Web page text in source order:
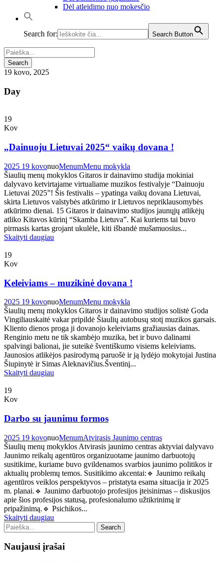
Dėl atleidimo nuo mokesčio
Search for: Search Button
19 kovo, 2025
Day
19
Kov
„Dainuoju Lietuvai 2025“ vaikų dovana !
2025 19 kovonuoMenumMenu mokykla
Šiaulių menų mokyklos Gitaros ir dainavimo studija mokiniai
dalyvavo ketvirtajame virtualiame muzikos festivalyje “Dainuoju
Lietuvai 2025”! Šis festivalis – ypatinga vaikų dovana Lietuvai,
skirta Lietuvos valstybės atkūrimo ir Lietuvos nepriklausomybės
atkūrimo dienai. 15 Gitaros ir dainavimo studijos jaunųjų atlikėjų
atliko Kitavos kūrinį “Skamba Lietuva”. Kai kuriems tai buvo
pirmasis kartas grojant ukulėle, kiti išbandė mušamuosius...
Skaityti daugiau
19
Kov
Keleiviams – muzikinė dovana !
2025 19 kovonuoMenumMenu mokykla
Šiaulių menų mokyklos Gitaros ir dainavimo studijos solistė Goda
Vingiliauskaitė vakar pripildė Šiaulių autobusų stotį muzikos garsais.
Kliento dienos proga ji dovanojo keleiviams gražiausias dainas.
Renginio metu ne tik skambėjo muzika, bet ir buvo dalinami
spalvingi balionai, jie suteikė šventiškumo visiems keleiviams.
Jaunosios atlikėjos pasirodymą paruošė ir ją lydėjo mokytojai Justina
Šiupinytė ir Simas Aleknavičius.Šventinį...
Skaityti daugiau
19
Kov
Darbo su jaunimu formos
2025 19 kovonuoMenumAtvirasis Jaunimo centras
Šiaulių menų mokyklos Atvirasis jaunimo centras aktyviai dalyvavo
Jaunimo reikalų agentūros organizuotame jaunimo darbuotojų
susitikime, kuriame buvo gvildenamos svarbios jaunimo politikos ir
aktualių problemų temos. Susitikimo akcentai:🔹 Jaunimo reikalų
agentūros veiklos perspektyvos – pristatyta esama situacija ir 2025
m. planai.🔹 Jaunimo darbuotojo profesijos įteisinimas – diskusijos
apie šios profesijos statusą, profesionalumo užtikrinimą ir
pripažinimą.🔹 Psichikos...
Skaityti daugiau
Naujausi įrašai